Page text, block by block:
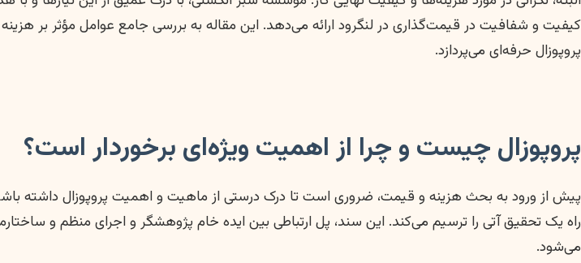
کیفیت و شفافیت در قیمت‌گذاری در لنگرود ارائه می‌دهد. این مقاله به بررسی جامع عوامل مؤثر بر
پروپوزال حرفه‌ای می‌پردازد.
پروپوزال چیست و چرا از اهمیت ویژه‌ای برخوردار است؟
راه یک تحقیق آتی را ترسیم می‌کند. این سند، پل ارتباطی بین ایده خام پژوهشگر و اجرای منظم و
می‌شود.